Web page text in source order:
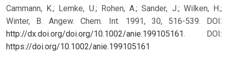
Cammann, K.; Lemke, U.; Rohen, A.; Sander, J.; Wilken, H.;
Winter, B. Angew. Chem. Int. 1991, 30, 516-539. DOI:
http://dx.doi.org/doi.org/10.1002/anie.199105161.
DOI:
https://doi.org/10.1002/anie.199105161